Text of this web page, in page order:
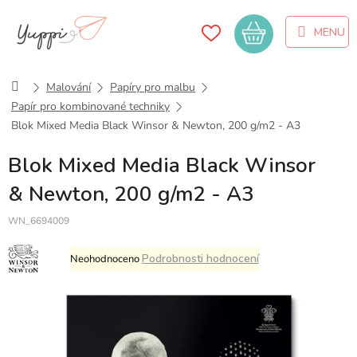
obsah
Nákupní
košík
DomůMalování
Papíry pro malbu
Papír pro kombinované techniky
Blok Mixed Media Black Winsor & Newton, 200 g/m2 - A3
Blok Mixed Media Black Winsor
& Newton, 200 g/m2 - A3
WN_6694009
Průměrné
hodnocení
je
NeohodnocenoPodrobnosti hodnocení